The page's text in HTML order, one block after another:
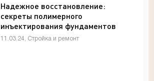
Надежное восстановление:
секреты полимерного
инъектирования фундаментов
11.03.24, Стройка и ремонт